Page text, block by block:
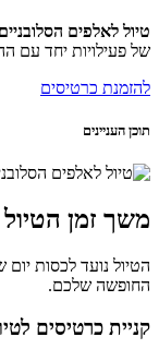
טיול לאלפים הסלובניים
של פעילויות יחד עם
להזמנת כרטיסים
תוכן העניינים
משך זמן
הטיול נועד לכסות
החופשה שלכם.
קניית כרטיסים